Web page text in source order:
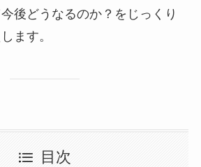
後どうなるのか？をじっくり
ます。
目次